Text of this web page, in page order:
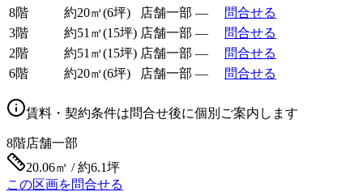
8階
約20㎡(6坪) 店舗一部 —
問合せる
3階
約51 ㎡(15坪) 店舗一部 —
問合せる
2階
約51 ㎡(15坪) 店舗一部 —
問合せる
6階
約20㎡(6坪) 店舗一部 — 問合せる
賃料・契約条件は問合せ後に個別ご案内します
8階店舗一部
20.06㎡ / 約6.1坪
この区画を問合せる